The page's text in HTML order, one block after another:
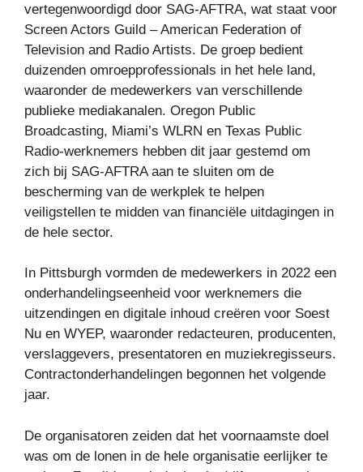
vertegenwoordigd door SAG-AFTRA, wat staat voor
Screen Actors Guild – American Federation of
Television and Radio Artists. De groep bedient
duizenden omroepprofessionals in het hele land,
waaronder de medewerkers van verschillende
publieke mediakanalen. Oregon Public
Broadcasting, Miami’s WLRN en Texas Public
Radio-werknemers hebben dit jaar gestemd om
zich bij SAG-AFTRA aan te sluiten om de
bescherming van de werkplek te helpen
veiligstellen te midden van financiële uitdagingen in
de hele sector.
In Pittsburgh vormden de medewerkers in 2022 een
onderhandelingseenheid voor werknemers die
uitzendingen en digitale inhoud creëren voor Soest
Nu en WYEP, waaronder redacteuren, producenten,
verslaggevers, presentatoren en muziekregisseurs.
Contractonderhandelingen begonnen het volgende
jaar.
De organisatoren zeiden dat het voornaamste doel
was om de lonen in de hele organisatie eerlijker te